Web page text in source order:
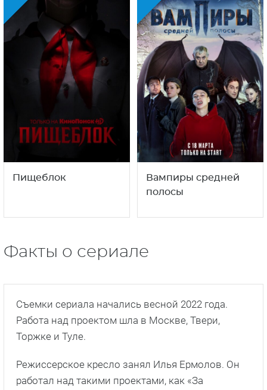
Пищеблок
Вампиры средней
полосы
Факты о сериале
Съемки сериала начались весной 2022 года.
Работа над проектом шла в Москве, Твери,
Торжке и Туле.
Режиссерское кресло занял Илья Ермолов. Он
работал над такими проектами, как «За